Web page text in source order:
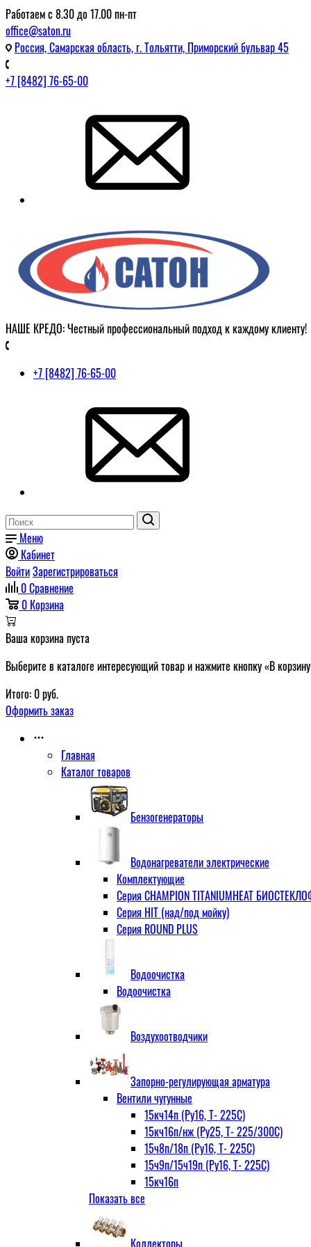
Работаем с 8.30 до 17.00 пн-пт
office@saton.ru
Россия, Самарская область, г. Тольятти, Приморский бульвар 45
+7 [8482] 76-65-00
НАШЕ КРЕДО: Честный профессиональный подход к каждому клиенту!
+7 [8482] 76-65-00
Меню
Кабинет
ВойтиЗарегистрироваться
0Сравнение
0 Корзина
Ваша корзина пуста
Выберите в каталоге интересующий товар и нажмите кнопку «В
Итого: 0руб.
Оформить заказ
Главная
Каталог товаров
Бензогенераторы
Водонагреватели электрические
Комплектующие
Серия CHAMPION TITANIUMHEAT
Серия HIT (над/под мойку)
Серия ROUND PLUS
Водоочистка
Водоочистка
Воздухоотводчики
Запорно-регулирующая арматура
Вентили чугунные
15кч14п (Ру16, Т- 225С)
15кч16п/нж (Ру25, Т- 225/300С)
15ч8п/18п (Ру16, Т- 225С)
15ч9п/15ч19п (Ру16, Т- 225С)
15кч16п
Показать все
Коллекторы